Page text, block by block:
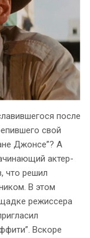
после
свой
Джонсе”? А
актер-
что решил
В этом
режиссера
Вскоре